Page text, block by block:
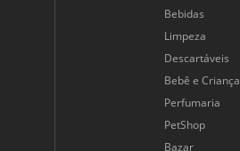
Bebidas
Limpeza
Descartáveis
Bebê e Criança
Perfumaria
PetShop
Bazar